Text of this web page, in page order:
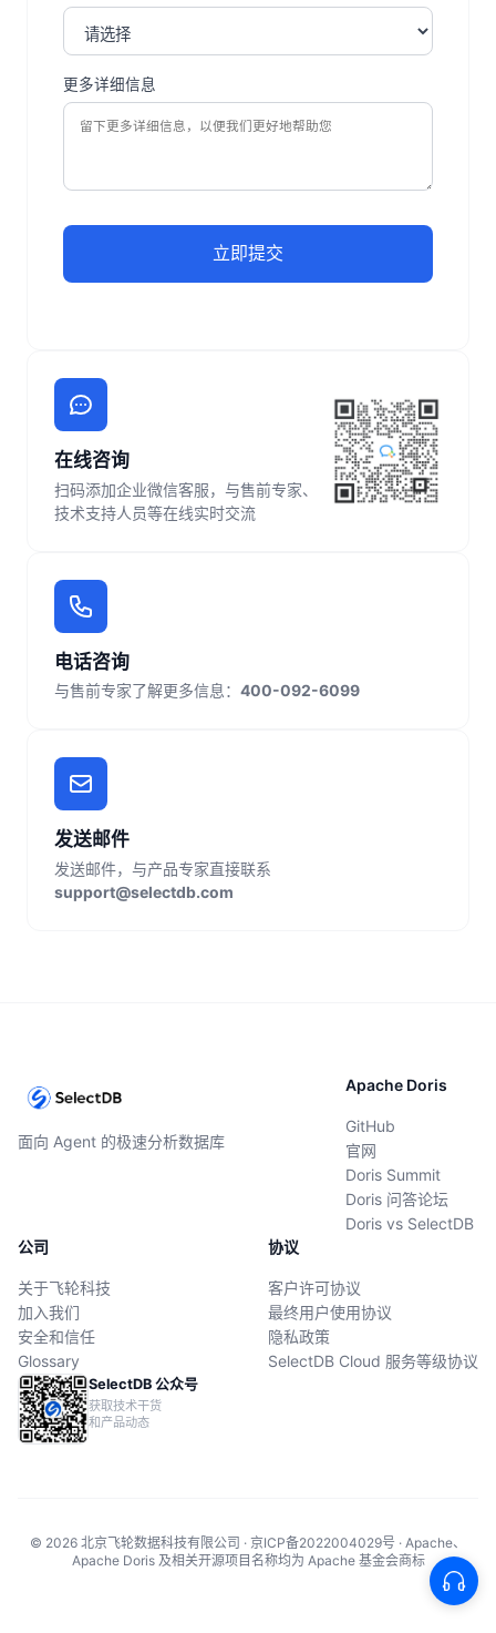
更多详细信息
立即提交
在线咨询
扫码添加企业微信客服，与售前专家、
技术支持人员等在线实时交流
电话咨询
与售前专家了解更多信息： 400-092-6099
发送邮件
发送邮件，与产品专家直接联系
support@selectdb.com
面向 Agent 的极速分析数据库
Apache Doris
GitHub
官网
Doris Summit
Doris 问答论坛
Doris vs SelectDB
公司
关于飞轮科技
加入我们
安全和信任
Glossary
协议
客户许可协议
最终用户使用协议
隐私政策
SelectDB Cloud 服务等级协议
SelectDB 公众号
获取技术干货
和产品动态
© 2026 北京飞轮数据科技有限公司 · 京ICP备2022004029号 · Apache、
Apache Doris 及相关开源项目名称均为 Apache 基金会商标